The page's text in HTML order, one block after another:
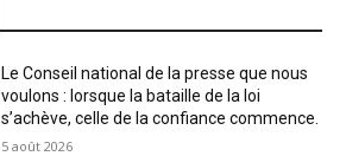
Le Conseil national de la presse que nous
voulons : lorsque la bataille de la loi
s’achève, celle de la confiance commence.
5 août 2026